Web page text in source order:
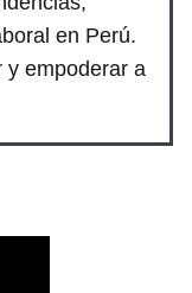
en Perú.
y empoderar a